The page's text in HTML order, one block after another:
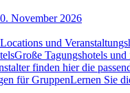
November 2026
Locations und
Große Tagungshotels
finden hier die
für GruppenLernen Sie